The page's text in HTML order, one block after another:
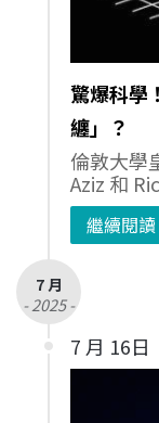
驚爆科學
纏」？
倫敦大學
Aziz 和
繼續閱讀
7 月
- 2025 -
7 月 16日